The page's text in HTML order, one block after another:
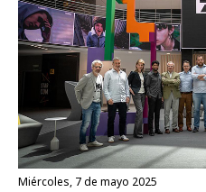
miércoles, 7 de mayo 2025